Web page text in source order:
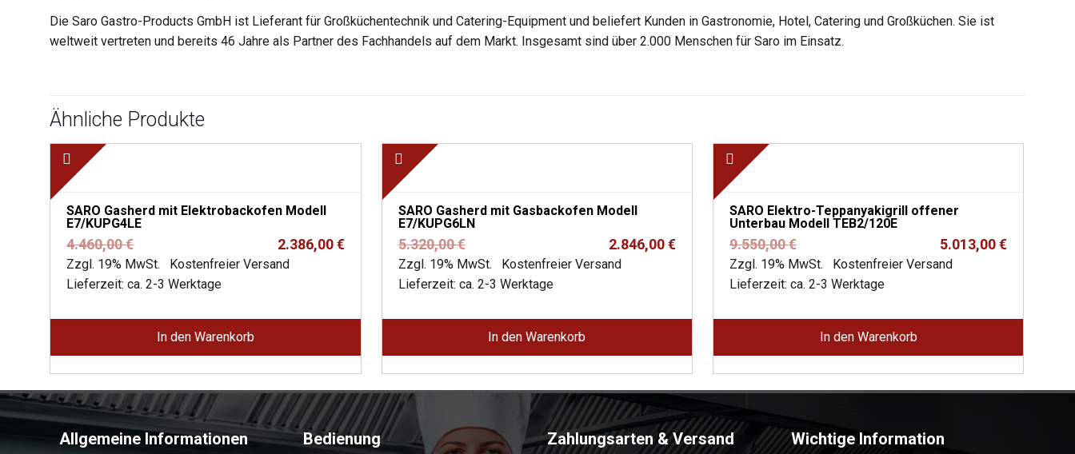
Die Saro Gastro-Products GmbH ist Lieferant für Großküchentechnik und Catering-Equipment und beliefert Kunden in Gastronomie, Hotel, Catering und Großküchen. Sie ist
weltweit vertreten und bereits 46 Jahre als Partner des Fachhandels auf dem Markt. Insgesamt sind über 2.000 Menschen für Saro im Einsatz.
Ähnliche Produkte
SARO Gasherd mit Elektrobackofen Modell
E7/KUPG4LE
4.460,00€Ursprünglicher
Preis
war:
2.386,00€
Aktueller
Preis
ist:
Zzgl. 19% MwSt.
Kostenfreier Versand
Lieferzeit: ca. 2-3 Werktage
In den Warenkorb
SARO Gasherd mit Gasbackofen Modell
E7/KUPG6LN
5.320,00€Ursprünglicher
Preis
war:
2.846,00€
Aktueller
Preis
ist:
Zzgl. 19% MwSt.
Kostenfreier Versand
Lieferzeit: ca. 2-3 Werktage
In den Warenkorb
SARO Elektro-Teppanyakigrill offener
Unterbau Modell TEB2/120E
9.550,00€Ursprünglicher
Preis
war:
5.013,00€
Aktueller
Preis
ist:
Zzgl. 19% MwSt.
Kostenfreier Versand
Lieferzeit: ca. 2-3 Werktage
In den Warenkorb
Allgemeine Informationen Bedienung Zahlungsarten & Versand Wichtige Information